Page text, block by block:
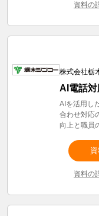
資料の
株式会社栃
AI電話対
AIを活用し
合わせ対応
向上と職員
資料の